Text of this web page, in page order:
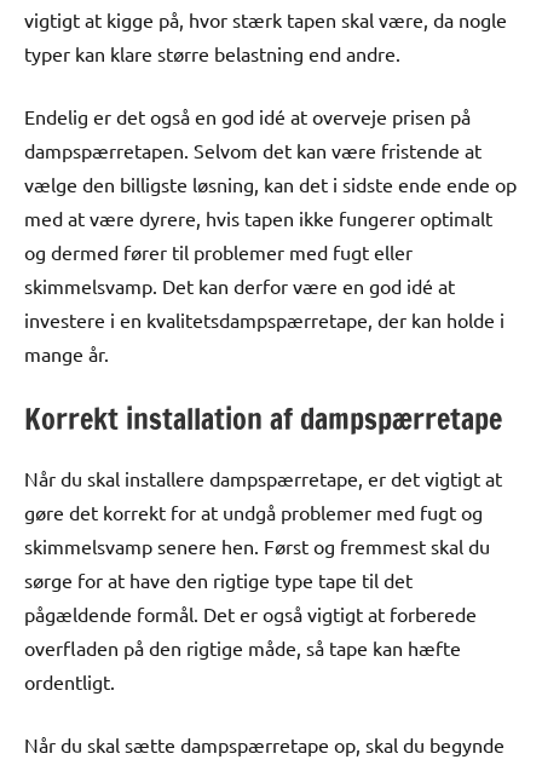
vigtigt at kigge på, hvor stærk tapen skal være, da nogle
typer kan klare større belastning end andre.
Endelig er det også en god idé at overveje prisen på
dampspærretapen. Selvom det kan være fristende at
vælge den billigste løsning, kan det i sidste ende ende op
med at være dyrere, hvis tapen ikke fungerer optimalt
og dermed fører til problemer med fugt eller
skimmelsvamp. Det kan derfor være en god idé at
investere i en kvalitetsdampspærretape, der kan holde i
mange år.
Korrekt installation af dampspærretape
Når du skal installere dampspærretape, er det vigtigt at
gøre det korrekt for at undgå problemer med fugt og
skimmelsvamp senere hen. Først og fremmest skal du
sørge for at have den rigtige type tape til det
pågældende formål. Det er også vigtigt at forberede
overfladen på den rigtige måde, så tape kan hæfte
ordentligt.
Når du skal sætte dampspærretape op, skal du begynde